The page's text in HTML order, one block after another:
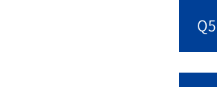
Q5